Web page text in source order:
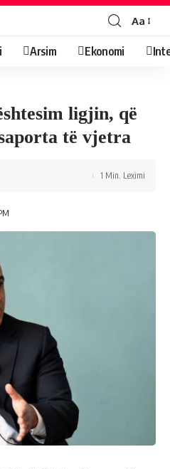
Aa
Arsim Ekonomi
ligjin, që
të vjetra
1 Min. Leximi